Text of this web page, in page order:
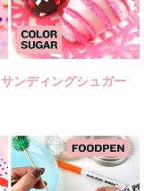
サンディングシュガー